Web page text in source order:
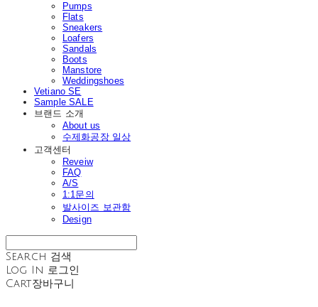
Pumps
Flats
Sneakers
Loafers
Sandals
Boots
Manstore
Weddingshoes
Vetiano SE
Sample SALE
브랜드 소개
About us
수제화공장 일상
고객센터
Reveiw
FAQ
A/S
1:1문의
발사이즈 보관함
Design
Search 검색
Log In 로그인
Cart장바구니